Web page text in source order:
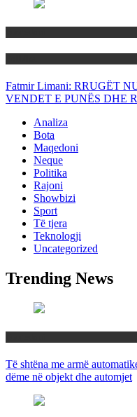
Fatmir Limani: RRUGËT
VENDET E PUNËS DHE
Analiza
Bota
Maqedoni
Neque
Politika
Rajoni
Showbizi
Sport
Të tjera
Teknologji
Uncategorized
Trending News
Të shtëna me armë
dëme në objekt dhe automjet